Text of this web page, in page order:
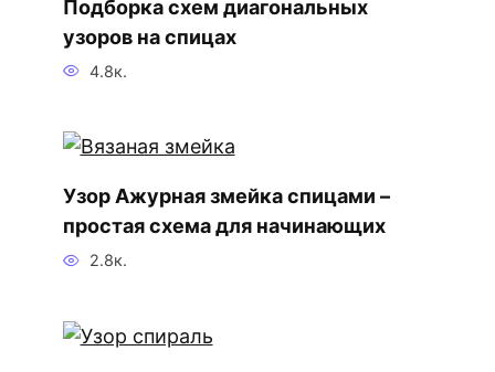
Подборка схем диагональных
узоров на спицах
4.8к.
Узор Ажурная змейка спицами –
простая схема для начинающих
2.8к.